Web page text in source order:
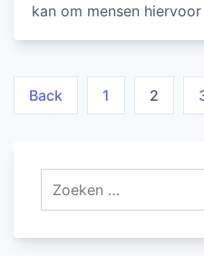
kan om mensen
Berichten
Back 1 2